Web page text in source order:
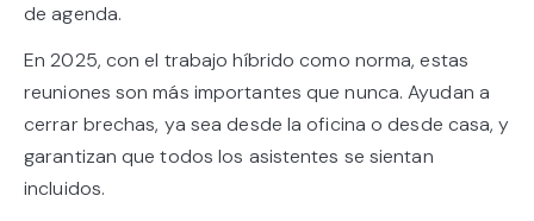
de agenda.
En 2025, con el trabajo híbrido como norma, estas
reuniones son más importantes que nunca. Ayudan a
cerrar brechas, ya sea desde la oficina o desde casa, y
garantizan que todos los asistentes se sientan
incluidos.